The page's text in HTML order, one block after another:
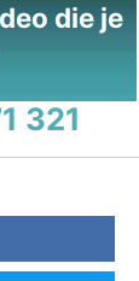
die je
321